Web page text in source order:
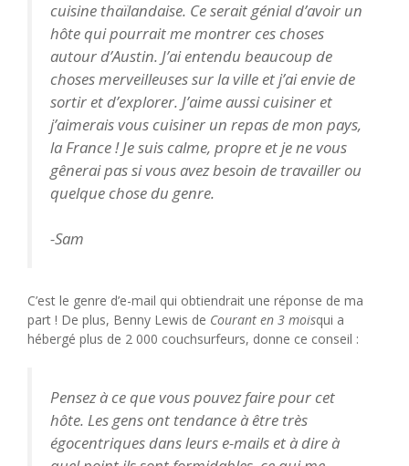
cuisine thaïlandaise. Ce serait génial d’avoir un
hôte qui pourrait me montrer ces choses
autour d’Austin. J’ai entendu beaucoup de
choses merveilleuses sur la ville et j’ai envie de
sortir et d’explorer. J’aime aussi cuisiner et
j’aimerais vous cuisiner un repas de mon pays,
la France ! Je suis calme, propre et je ne vous
gênerai pas si vous avez besoin de travailler ou
quelque chose du genre.
-Sam
C’est le genre d’e-mail qui obtiendrait une réponse de ma
part ! De plus, Benny Lewis de Courant en 3 moisqui a
hébergé plus de 2 000 couchsurfeurs, donne ce conseil :
Pensez à ce que vous pouvez faire pour cet
hôte. Les gens ont tendance à être très
égocentriques dans leurs e-mails et à dire à